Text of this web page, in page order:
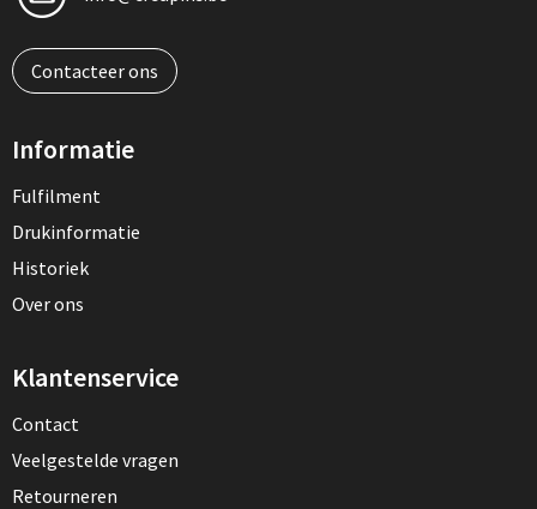
Contacteer ons
Informatie
Fulfilment
Drukinformatie
Historiek
Over ons
Klantenservice
Contact
Veelgestelde vragen
Retourneren